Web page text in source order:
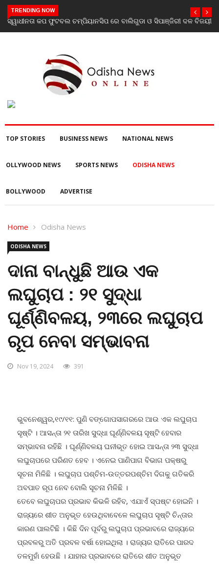
TRENDING NOW
ଦଳ ବିଜୟୀଯାଜପୁର ଗସ୍ତରେ ସ୍ୱାସ୍ଥ୍ୟ ମନ୍ତ୍ରୀ ଡ. ମୁକେଶ ମହାଲିଙ୍ଗ:
ପରବର୍ତ୍ତୀ ସ୍ୱାସ୍ଥ୍ୟସେବା ଓ ଜନସ୍ୱାସ୍ଥ୍ୟ ପରିଚାଳନାର
TOP STORIES BUSINESS NEWS NATIONAL NEWS
OLLYWOOD NEWS SPORTS NEWS ODISHA NEWS
BOLLYWOOD ADVERTISE
Home Odisha News
ODISHA NEWS
ଦାନା ବାନ୍ଧୁଛି ଆଉ ଏକ
ଲଘୁଚାପ : ୨୧ ସୁଦ୍ଧା
ଘୂର୍ଣ୍ଣିବଳୟ, ୨୩ରେ ଲଘୁଚାପ
ରୂପ ନେବା ସମ୍ଭାବନା
Nov 19, 2024 391
ଭୁବନେଶ୍ୱର,୧୯/୧୧: ପୁଣି ବଙ୍ଗୋପସାଗରରେ ଆଉ ଏକ ଲଘୁଚାପ
ସୃଷ୍ଟି । ଆସନ୍ତା ୨୧ ତାରିଖ ସୁଦ୍ଧା ଘୂର୍ଣ୍ଣିବଳୟ ସୃଷ୍ଟି ହେବାର
ସମ୍ଭାବନା ରହିଛି । ଘୂର୍ଣ୍ଣିବଳୟ ଘନୀଭୂତ ହୋଇ ଆସନ୍ତା ୨୩ ସୁଦ୍ଧା
ଲଘୁଚାପରେ ପରିଣତ ହେବ । ଏନେଇ ପାଣିପାଗ ବିଭାଗ ପକ୍ଷରୁ
ସୂଚନା ମିଳିଛି । ଲଘୁଚାପ ପଶ୍ଚିମ-ଉତ୍ତରପଶ୍ଚିମ ଦିଗକୁ ଗତିକରି
ଅବପାତ ରୂପ ନେବ ବୋଲି ସୂଚନା ମିଳିଛି ।
ତେବେ ଲଘୁଚାପର ପ୍ରଭାବ କିଭଳି ରହିବ, ଏଯାଏଁ ସ୍ପଷ୍ଟ ହୋଇନି ।
ରାଜ୍ୟରେ ଶୀତ ଅନୁଭୂତ ହେଉଥିବାବେଳେ ଲଘୁଚାପ ସୃଷ୍ଟି ଚିନ୍ତାର
କାରଣ ପାଲଟିଛି । କିଛି ଦିନ ପୂର୍ବରୁ ଲଘୁଚାପ ପ୍ରଭାବରେ ରାଜ୍ୟରେ
ପ୍ରବଳରୁ ଅତି ପ୍ରବଳ ବର୍ଷା ହୋଇଥିଲା । ରାଜ୍ୟର ରାତିରେ ପାରଦ
ତଳମୁହାଁ ହେଉଛି । ଯାହାର ପ୍ରଭାବରେ ରାତିରେ ଶୀତ ଅନୁଭୂତ